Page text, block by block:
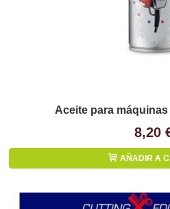
Aceite para
8,20
AÑADIR A